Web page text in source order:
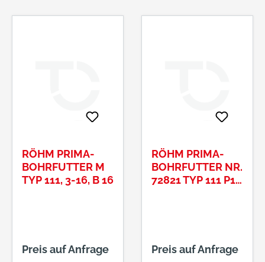
RÖHM PRIMA-
BOHRFUTTER M
TYP 111, 3-16, B 16
Preis auf Anfrage
RÖHM PRIMA-
BOHRFUTTER NR.
72821 TYP 111 P13
Preis auf Anfrage